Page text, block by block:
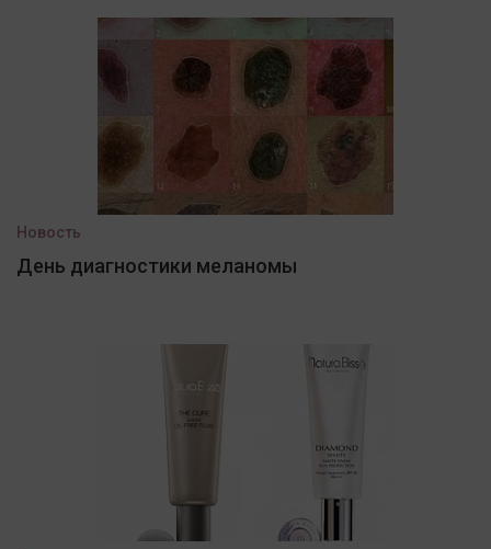
Новость
День диагностики меланомы